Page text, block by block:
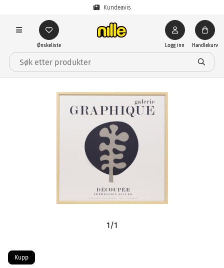
Kundeavis
Ønskeliste Logg inn Handlekurv
1/1
Kupp